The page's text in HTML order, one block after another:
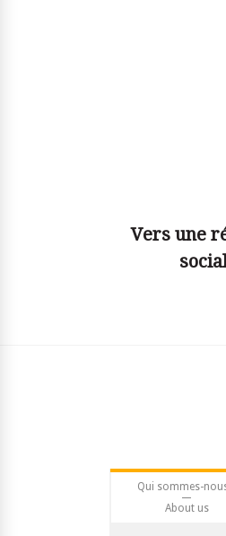
Vers une
Qui sommes-
About us